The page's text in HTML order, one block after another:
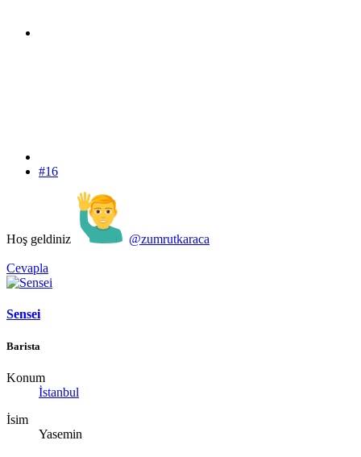
#16
Hoş geldiniz @zumrutkaraca
Cevapla
Sensei
Barista
Konum
İstanbul
İsim
Yasemin